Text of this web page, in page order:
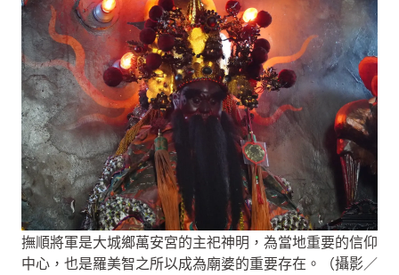
撫順將軍是大城鄉萬安宮的主祀神明，為當地重要的信仰
中心，也是羅美智之所以成為廟婆的重要存在。（攝影／